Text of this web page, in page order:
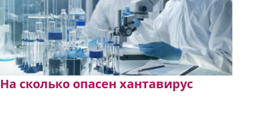
На сколько опасен хантавирус